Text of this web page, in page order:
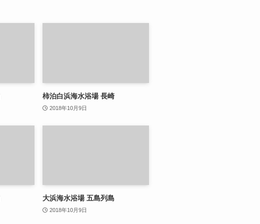
柿泊白浜海水浴場 長崎
2018年10月9日
大浜海水浴場 五島列島
2018年10月9日